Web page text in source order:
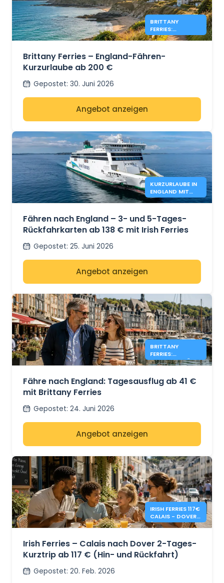
BRITTANY
FERRIES:
ENGLAND-
Brittany Ferries – England-Fähren-
Kurzurlaube ab 200 €
Gepostet: 30. Juni 2026
Angebot anzeigen
KURZURLAUBE IN
ENGLAND MIT
IRISH FERRIES –
Fähren nach England – 3- und 5-Tages-
Rückfahrkarten ab 138 € mit Irish Ferries
Gepostet: 25. Juni 2026
Angebot anzeigen
BRITTANY
FERRIES:
TAGESAUSFLÜGE
AB 41 €
Fähre nach England: Tagesausflug ab 41 €
mit Brittany Ferries
Gepostet: 24. Juni 2026
Angebot anzeigen
IRISH FERRIES 117€
CALAIS - DOVER
2-TAGES-HIN-
Irish Ferries – Calais nach Dover 2-Tages-
Kurztrip ab 117 € (Hin- und Rückfahrt)
Gepostet: 20. Feb. 2026